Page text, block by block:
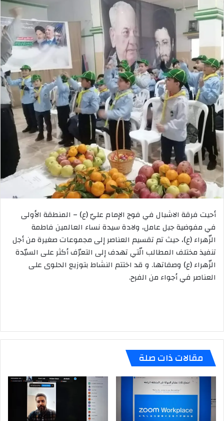
أحيت فرقة الاشبال في فوج الإمام عليّ (ع) – المنطقة الأولى
في مفوضية جبل عامل، ولادة سيدة نساء العالمين فاطمة
الزّهراء (ع)، حيث تم تقسيم العناصر إلى مجموعات صغيرة من أجل
تنفيذ مختلف المطالب الّتي تهدف إلى التعرّف أكثر على السيّدة
الزّهراء (ع) وصفاتها. و قد اختتم النشاط بتوزيع الحلوى على
العناصر في أجواء من الفرح.
مقالات ذات صلة